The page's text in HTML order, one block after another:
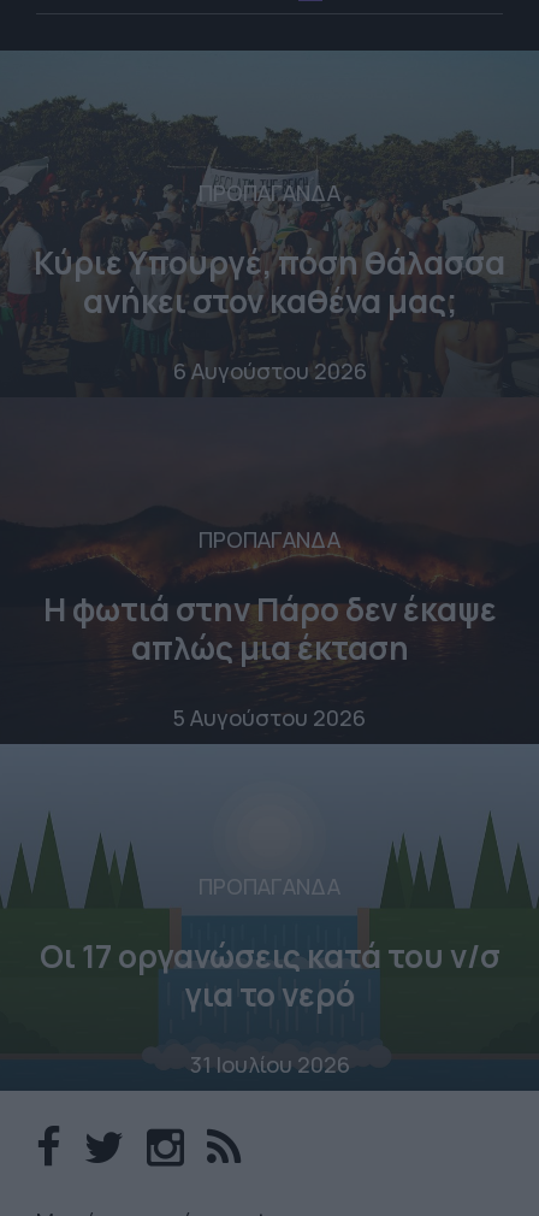
ΠΡΟΠΑΓΑΝΔΑ
Κύριε Υπουργέ, πόση θάλασσα
ανήκει στον καθένα μας;
6 Αυγούστου 2026
ΠΡΟΠΑΓΑΝΔΑ
Η φωτιά στην Πάρο δεν έκαψε
απλώς μια έκταση
5 Αυγούστου 2026
ΠΡΟΠΑΓΑΝΔΑ
Οι 17 οργανώσεις κατά του ν/σ
για το νερό
31 Ιουλίου 2026